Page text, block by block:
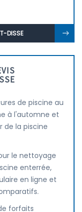
DISSE
de piscine au
à l'automne et
de la piscine
le nettoyage
enterrée,
en ligne et
forfaits